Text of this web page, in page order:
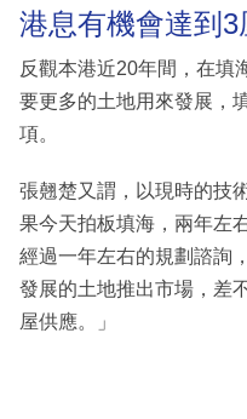
港息有機會達到3
反觀本港近20年間，在填
要更多的土地用來發展，
項。
張翹楚又謂，以現時的技
果今天拍板填海，兩年左
經過一年左右的規劃諮詢
發展的土地推出市場，差
屋供應。」